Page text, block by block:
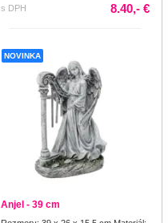
s DPH 8.40,- €
NOVINKA
Anjel - 39 cm